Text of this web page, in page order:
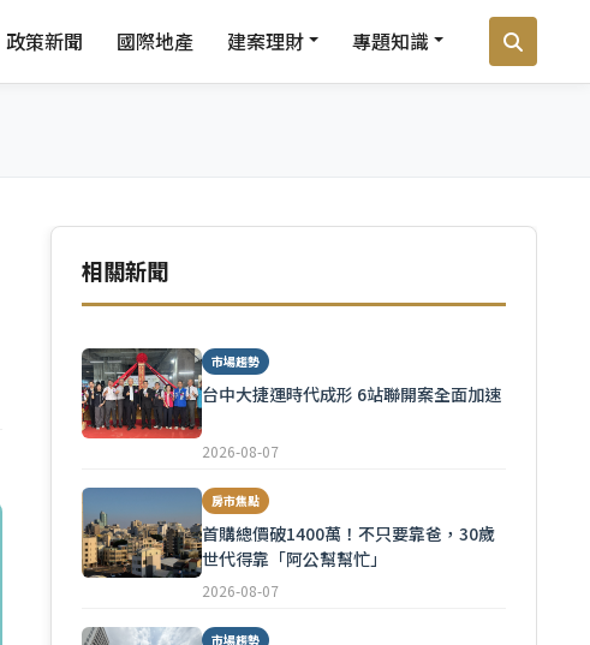
政策新聞 國際地產 建案理財 專題知識
相關新聞
市場趨勢
台中大捷運時代成形 6站聯開案全面加速
2026-08-07
房市焦點
首購總價破1400萬！不只要靠爸，30歲
世代得靠「阿公幫幫忙」
2026-08-07
市場趨勢